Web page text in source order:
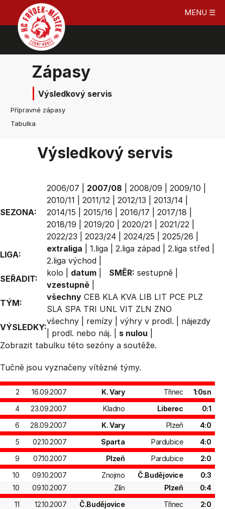
MENU ☰
Zápasy
Výsledkový servis
Přípravné zápasy
Tabulka
Výsledkový servis
SEZONA:
2006/07 2007/08 2008/09 2009/10
2010/11
2011/12 2012/13 2013/14
2014/15
2015/16 2016/17 2017/18
2018/19
2019/20 2020/21 2021/22
2022/23
2023/24 2024/25 2025/26
LIGA:
extraliga 1.liga 2.liga západ 2.liga střed
2.liga východ
SEŘADIT:
kolo datum SMĚR: sestupně
vzestupně
TÝM:
všechny CEB KLA KVA LIB LIT PCE PLZ
SLA SPA TRI UNL VIT ZLN ZNO
VÝSLEDKY:
všechny remízy výhry v prodl.
nájezdy
prodl. nebo náj. s nulou
Zobrazit tabulku této sezóny a soutěže.
Tučně jsou vyznačeny vítězné týmy.
2 16.09.2007 K. Vary Třinec
1:0sn
4
23.09.2007 Kladno Liberec
0:1
6
28.09.2007 K. Vary Plzeň
4:0
5
02.10.2007 Sparta Pardubice
4:0
9
07.10.2007 Plzeň Pardubice
2:0
10
09.10.2007 Znojmo Č.Budějovice
0:3
10
09.10.2007 Zlín Plzeň
0:4
11
12.10.2007 Č.Budějovice Třinec
2:0